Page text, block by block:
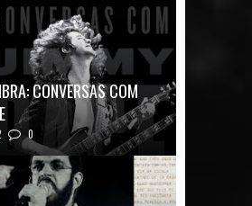
CONVERSAS COM
0
Conversas com Jimmy Pag...